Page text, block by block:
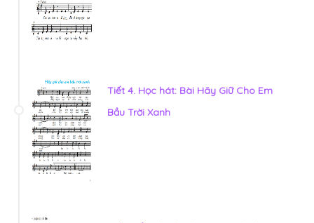
Tiết 4. Học hát: Bài Hãy Giữ Cho Em
Bầu Trời Xanh